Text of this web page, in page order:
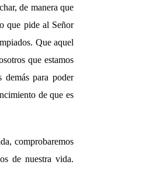
de manera que
que pide al Señor
Que aquel
que estamos
para poder
de que es
comprobaremos
de nuestra vida.